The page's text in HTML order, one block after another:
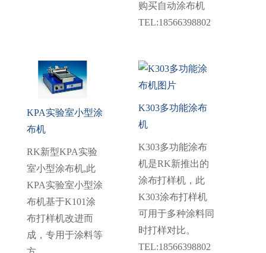
购买自动涂布机
TEL:18566398802
KPA实验室小型涂
布机
RK新型KPA实验
室小型涂布机,此
KPA实验室小型涂
布机基于K101涂
布打样机改进而
成，专用于涂料等
K303多功能涂布
机
K303多功能涂布
机是RK新推出的
涂布打样机，此
K303涂布打样机
可用于多种涂料同
时打样对比。
TEL:18566398802